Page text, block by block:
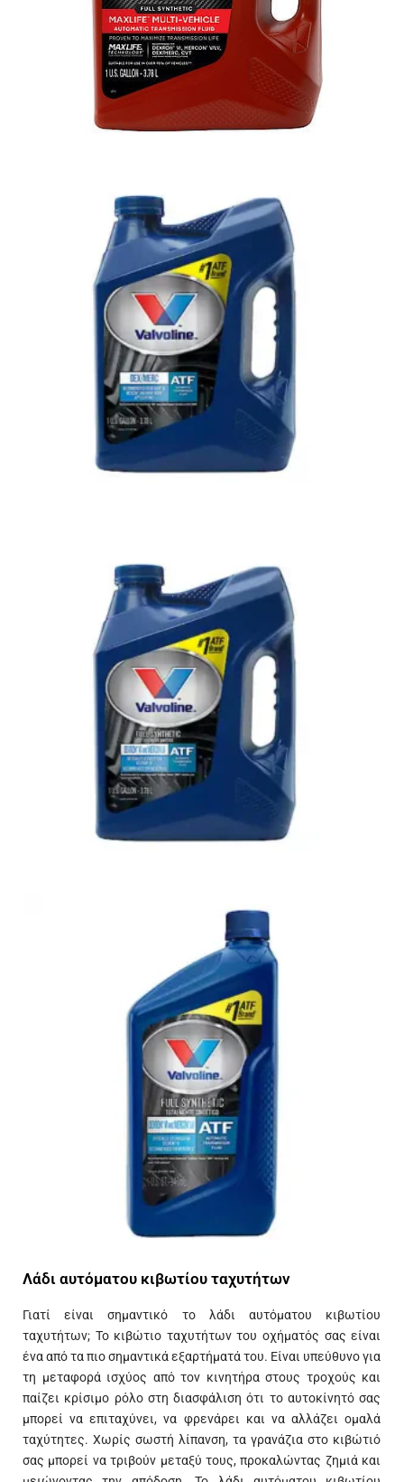
Λάδι αυτόματου κιβωτίου ταχυτήτων
Γιατί είναι σημαντικό το λάδι αυτόματου κιβωτίου
ταχυτήτων; Το κιβώτιο ταχυτήτων του οχήματός σας είναι
ένα από τα πιο σημαντικά εξαρτήματά του. Είναι υπεύθυνο για
τη μεταφορά ισχύος από τον κινητήρα στους τροχούς και
παίζει κρίσιμο ρόλο στη διασφάλιση ότι το αυτοκίνητό σας
μπορεί να επιταχύνει, να φρενάρει και να αλλάζει ομαλά
ταχύτητες. Χωρίς σωστή λίπανση, τα γρανάζια στο κιβώτιό
σας μπορεί να τριβούν μεταξύ τους, προκαλώντας ζημιά και